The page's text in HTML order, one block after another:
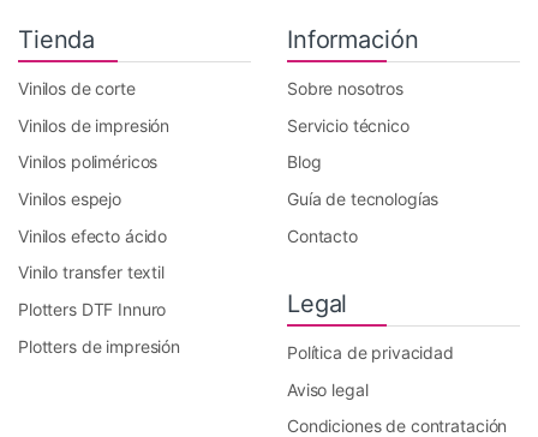
Tienda
Vinilos de corte
Vinilos de impresión
Vinilos poliméricos
Vinilos espejo
Vinilos efecto ácido
Vinilo transfer textil
Plotters DTF Innuro
Plotters de impresión
Información
Sobre nosotros
Servicio técnico
Blog
Guía de tecnologías
Contacto
Legal
Política de privacidad
Aviso legal
Condiciones de contratación